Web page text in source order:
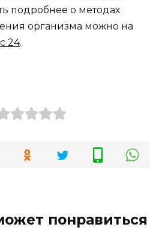
подробнее о методах
организма можно на
24.
понравиться